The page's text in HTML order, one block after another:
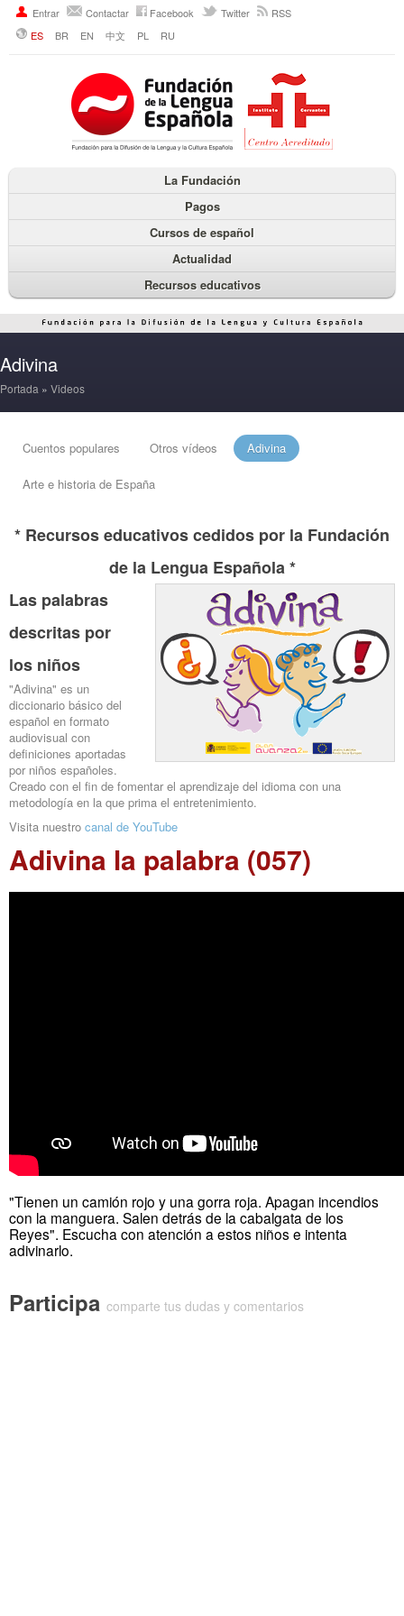
Entrar Contactar Facebook Twitter
RSS
ES
BR EN 中文 PL RU
La Fundación
Pagos
Cursos de español
Actualidad
Recursos educativos
Adivina
Portada » Videos
Cuentos populares Otros vídeos Adivina
Arte e historia de España
* Recursos educativos cedidos por la Fundación
de la Lengua Española *
Las palabras
descritas por
los niños
"Adivina" es un
diccionario básico del
español en formato
audiovisual con
definiciones aportadas
por niños españoles.
Creado con el fin de fomentar el aprendizaje del idioma con una
metodología en la que prima el entretenimiento.
Visita nuestro canal de YouTube
Adivina la palabra (057)
"Tienen un camión rojo y una gorra roja. Apagan incendios
con la manguera. Salen detrás de la cabalgata de los
Reyes". Escucha con atención a estos niños e intenta
adivinarlo.
Participa comparte tus dudas y comentarios